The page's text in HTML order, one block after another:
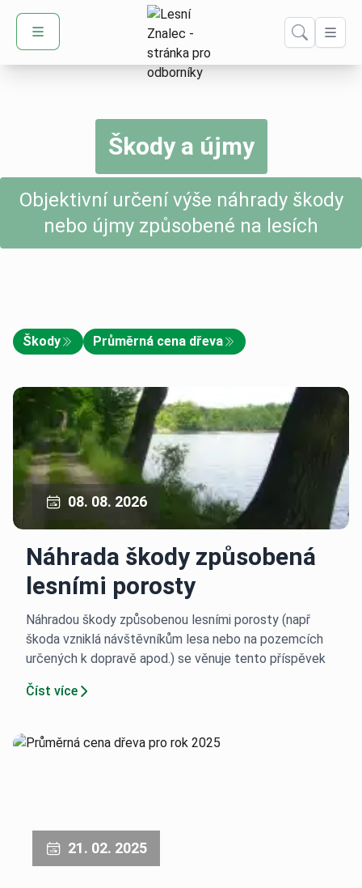
Domů – Lesní Znalec
Škody a újmy
Objektivní určení výše náhrady škody
nebo újmy způsobené na lesích
Škody Průměrná cena dřeva
08. 08. 2026
Náhrada škody způsobená
lesními porosty
Náhradou škody způsobenou lesními porosty (např
škoda vzniklá návštěvníkům lesa nebo na pozemcích
určených k dopravě apod.) se věnuje tento příspěvek
Číst více
21. 02. 2025